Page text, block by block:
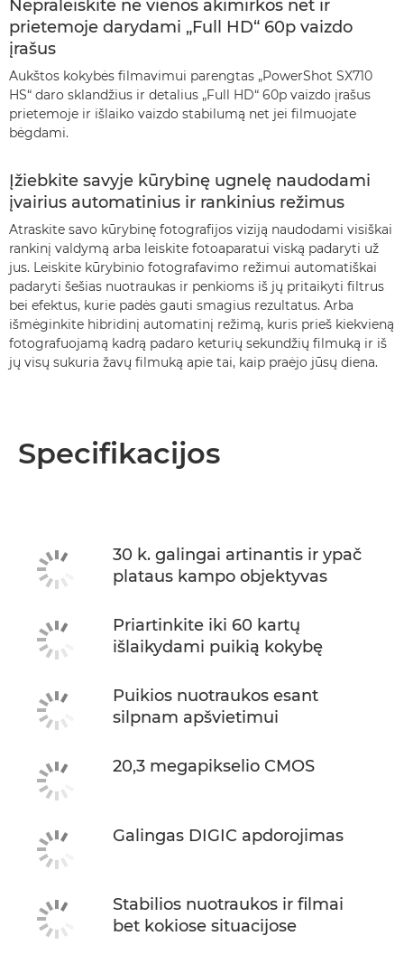
Nepraleiskite nė vienos akimirkos net ir
prietemoje darydami „Full HD“ 60p vaizdo
įrašus
Aukštos kokybės filmavimui parengtas „PowerShot SX710
HS“ daro sklandžius ir detalius „Full HD“ 60p vaizdo įrašus
prietemoje ir išlaiko vaizdo stabilumą net jei filmuojate
bėgdami.
Įžiebkite savyje kūrybinę ugnelę naudodami
įvairius automatinius ir rankinius režimus
Atraskite savo kūrybinę fotografijos viziją naudodami visiškai
rankinį valdymą arba leiskite fotoaparatui viską padaryti už
jus. Leiskite kūrybinio fotografavimo režimui automatiškai
padaryti šešias nuotraukas ir penkioms iš jų pritaikyti filtrus
bei efektus, kurie padės gauti smagius rezultatus. Arba
išmėginkite hibridinį automatinį režimą, kuris prieš kiekvieną
fotografuojamą kadrą padaro keturių sekundžių filmuką ir iš
jų visų sukuria žavų filmuką apie tai, kaip praėjo jūsų diena.
Specifikacijos
30 k. galingai artinantis ir ypač
plataus kampo objektyvas
Priartinkite iki 60 kartų
išlaikydami puikią kokybę
Puikios nuotraukos esant
silpnam apšvietimui
20,3 megapikselio CMOS
Galingas DIGIC apdorojimas
Stabilios nuotraukos ir filmai
bet kokiose situacijose